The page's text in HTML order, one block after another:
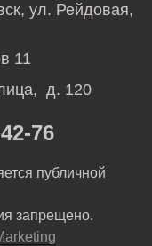
ул. Рейдовая,
11
д. 120
76
публичной
запрещено.